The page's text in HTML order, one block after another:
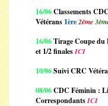
16/06Classements CDC
Vétérans 1ère2ème
16/06Tirage Coupe du
et 1/2 finalesICI
10/06Suivi CRC
08/06CDC Féminin :
CorrespondantsICI